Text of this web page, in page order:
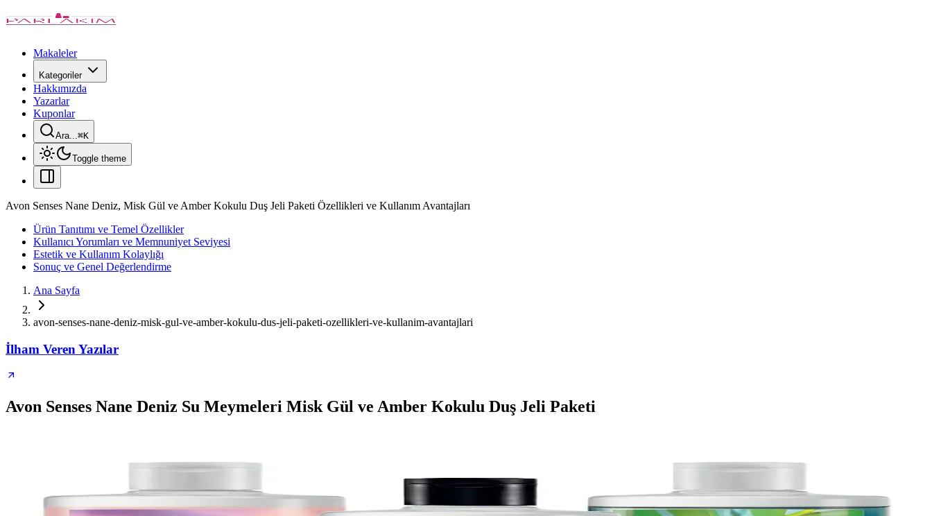
Makaleler
Kategoriler
Hakkımızda
Yazarlar
Kuponlar
Ara...⌘K
Toggle theme
Avon Senses Nane Deniz, Misk Gül ve Amber Kokulu Duş Jeli Paketi Özellikleri ve Kullanım Avantajları
Ürün Tanıtımı ve Temel Özellikler
Kullanıcı Yorumları ve Memnuniyet Seviyesi
Estetik ve Kullanım Kolaylığı
Sonuç ve Genel Değerlendirme
Ana Sayfa
avon-senses-nane-deniz-misk-gul-ve-amber-kokulu-dus-jeli-paketi-ozellikleri-ve-kullanim-avantajlari
İlham Veren Yazılar
Avon Senses Nane Deniz Su Meymeleri Misk Gül ve Amber Kokulu Duş Jeli Paketi